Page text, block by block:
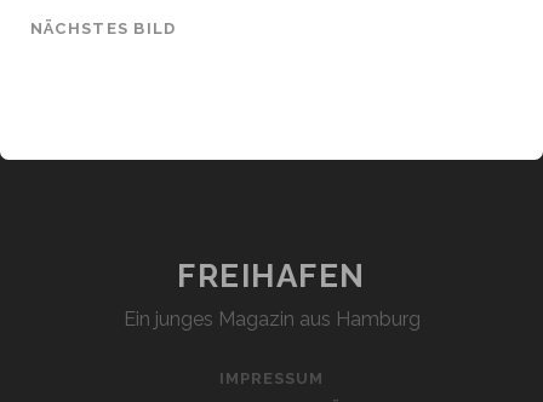
NÄCHSTES BILD
FREIHAFEN
Ein junges Magazin aus Hamburg
IMPRESSUM